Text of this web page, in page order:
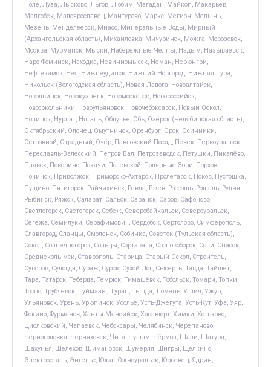
Поле, Луза, Лысково, Льгов, Любим, Магадан, Майкоп, Макарьев,
Малгобек, Малоярославец, Мантурово, Маркс, Мегион, Медынь,
Мезень, Менделеевск, Миасс, Минеральные Воды, Мирный
(Архангельская область), Михайловка, Мичуринск, Можга, Морозовск,
Москва, Мурманск, Мыски, Набережные Челны, Надым, Называевск,
Наро-Фоминск, Находка, Невинномысск, Неман, Нерюнгри,
Нефтекамск, Нея, Нижнеудинск, Нижний Новгород, Нижняя Тура,
Никольск (Вологодская область), Новая Ладога, Новоалтайск,
Новодвинск, Новокузнецк, Новомосковск, Новороссийск,
Новосокольники, Новоульяновск, Новочебоксарск, Новый Оскол,
Нолинск, Нурлат, Нягань, Облучье, Обь, Озёрск (Челябинская область),
Октябрьский, Олонец, Омутнинск, Оренбург, Орск, Осинники,
Островной, Отрадный, Очёр, Павловский Посад, Певек, Первоуральск,
Переславль-Залесский, Петров Вал, Петрозаводск, Петушки, Пикалёво,
Плавск, Поворино, Покачи, Полевской, Полярные Зори, Порхов,
Починок, Приволжск, Приморско-Ахтарск, Пролетарск, Псков, Пустошка,
Пущино, Пятигорск, Райчихинск, Ревда, Ржев, Россошь, Рошаль, Рудня,
Рыбинск, Ряжск, Салават, Сальск, Саранск, Саров, Сафоново,
Светлогорск, Светогорск, Себеж, Северобайкальск, Североуральск,
Сегежа, Семилуки, Серафимович, Сердобск, Сертолово, Симферополь,
Славгород, Сланцы, Смоленск, Собинка, Советск (Тульская область),
Сокол, Солнечногорск, Сольцы, Сортавала, Сосновоборск, Сочи, Спасск,
Среднеколымск, Ставрополь, Старица, Старый Оскол, Строитель,
Суворов, Судогда, Сураж, Сурск, Сухой Лог, Сысерть, Тавда, Тайшет,
Тара, Татарск, Теберда, Темрюк, Тимашёвск, Тобольск, Томари, Топки,
Тосно, Трубчевск, Туймазы, Туран, Тында, Тюмень, Углич, Ужур,
Ульяновск, Урень, Урюпинск, Усолье, Усть-Джегута, Усть-Кут, Уфа, Уяр,
Фокино, Фурманов, Ханты-Мансийск, Хасавюрт, Химки, Хотьково,
Циолковский, Чапаевск, Чебоксары, Челябинск, Черепаново,
Черноголовка, Черняховск, Чита, Чулым, Чёрмоз, Шали, Шатура,
Шахунья, Шелехов, Шимановск, Шумерля, Щигры, Щёлкино,
Электросталь, Энгельс, Южа, Южноуральск, Юрьевец, Ядрин,